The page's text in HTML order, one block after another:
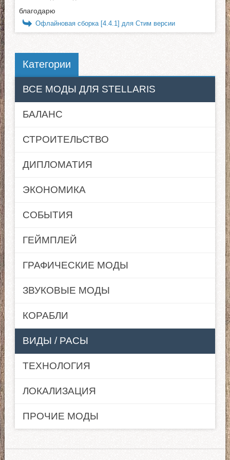
благодарю
Офлайновая сборка [4.4.1] для Стим версии
Категории
ВСЕ МОДЫ ДЛЯ STELLARIS
БАЛАНС
СТРОИТЕЛЬСТВО
ДИПЛОМАТИЯ
ЭКОНОМИКА
СОБЫТИЯ
ГЕЙМПЛЕЙ
ГРАФИЧЕСКИЕ МОДЫ
ЗВУКОВЫЕ МОДЫ
КОРАБЛИ
ВИДЫ / РАСЫ
ТЕХНОЛОГИЯ
ЛОКАЛИЗАЦИЯ
ПРОЧИЕ МОДЫ